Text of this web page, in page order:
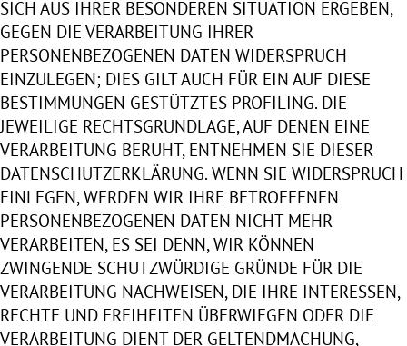
SICH AUS IHRER BESONDEREN SITUATION ERGEBEN,
GEGEN DIE VERARBEITUNG IHRER
PERSONENBEZOGENEN DATEN WIDERSPRUCH
EINZULEGEN; DIES GILT AUCH FÜR EIN AUF DIESE
BESTIMMUNGEN GESTÜTZTES PROFILING. DIE
JEWEILIGE RECHTSGRUNDLAGE, AUF DENEN EINE
VERARBEITUNG BERUHT, ENTNEHMEN SIE DIESER
DATENSCHUTZERKLÄRUNG. WENN SIE WIDERSPRUCH
EINLEGEN, WERDEN WIR IHRE BETROFFENEN
PERSONENBEZOGENEN DATEN NICHT MEHR
VERARBEITEN, ES SEI DENN, WIR KÖNNEN
ZWINGENDE SCHUTZWÜRDIGE GRÜNDE FÜR DIE
VERARBEITUNG NACHWEISEN, DIE IHRE INTERESSEN,
RECHTE UND FREIHEITEN ÜBERWIEGEN ODER DIE
VERARBEITUNG DIENT DER GELTENDMACHUNG,